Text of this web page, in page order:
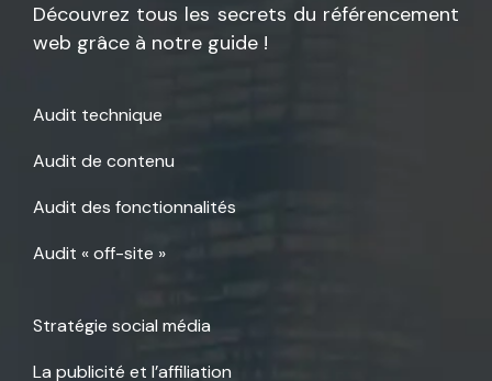
Découvrez tous les secrets du référencement
web grâce à notre guide !
Audit technique
Audit de contenu
Audit des fonctionnalités
Audit « off-site »
Stratégie social média
La publicité et l’affiliation